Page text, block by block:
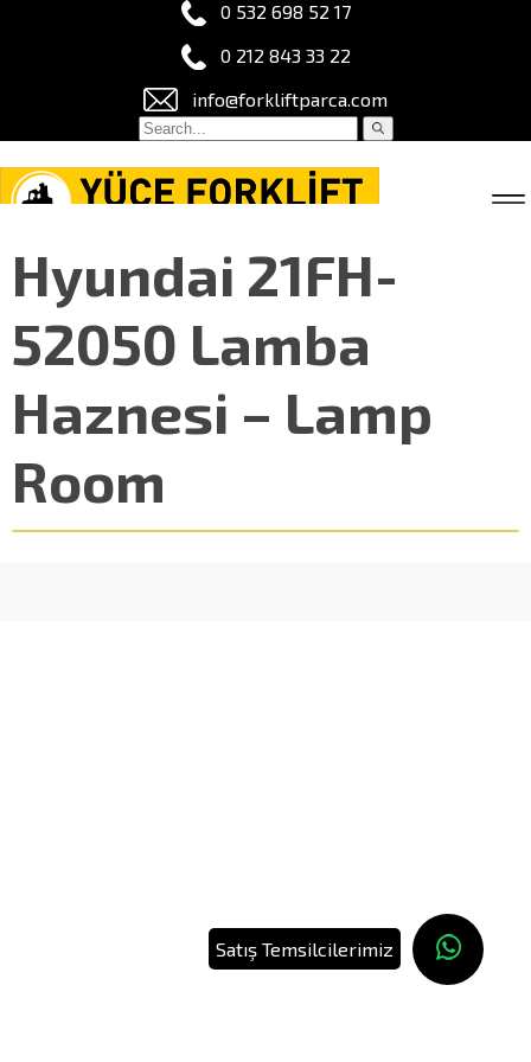
0 532 698 52 17
0 212 843 33 22
info@forkliftparca.com
Satış Temsilcilerimiz
Hyundai 21FH-
52050 Lamba
Haznesi – Lamp
Room